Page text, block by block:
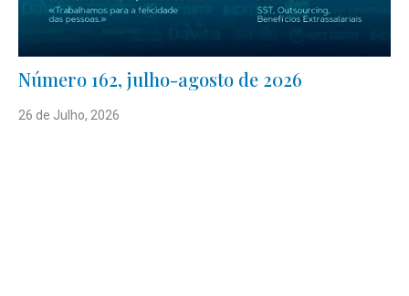
Número 162, julho-agosto de 2026
26 de Julho, 2026